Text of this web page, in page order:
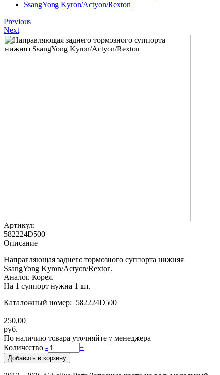
Previous
Next
Артикул:
582224D500
Описание
Направляющая заднего тормозного суппорта нижняя
SsangYong Kyron/Actyon/Rexton.
Аналог. Корея.
На 1 суппорт нужна 1 шт.
Каталожный номер: 582224D500
250,00
руб.
По наличию товара уточняйте у менеджера
Количество - +